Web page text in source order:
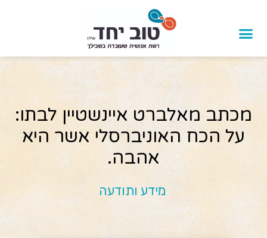
מכתב מאלברט איינשטיין לבתו:
על הכח האוניברסלי אשר היא
אהבה.
מידע ותודעה